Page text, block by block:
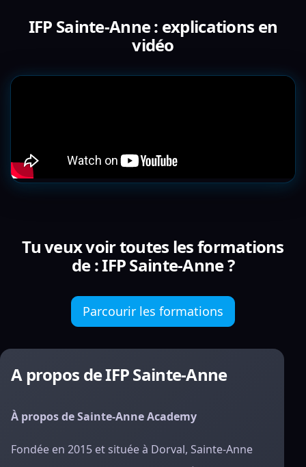
IFP Sainte-Anne : explications en
vidéo
Tu veux voir toutes les formations
de : IFP Sainte-Anne ?
Parcourir les formations
A propos de IFP Sainte-Anne
À propos de Sainte-Anne Academy
Fondée en 2015 et située à Dorval, Sainte-Anne